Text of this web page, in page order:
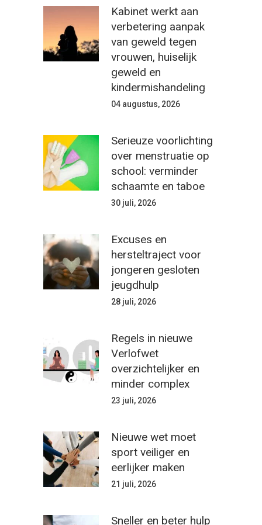
Kabinet werkt aan
verbetering aanpak
van geweld tegen
vrouwen, huiselijk
geweld en
kindermishandeling
04 augustus, 2026
Serieuze voorlichting
over menstruatie op
school: verminder
schaamte en taboe
30 juli, 2026
Excuses en
hersteltraject voor
jongeren gesloten
jeugdhulp
28 juli, 2026
Regels in nieuwe
Verlofwet
overzichtelijker en
minder complex
23 juli, 2026
Nieuwe wet moet
sport veiliger en
eerlijker maken
21 juli, 2026
Sneller en beter hulp